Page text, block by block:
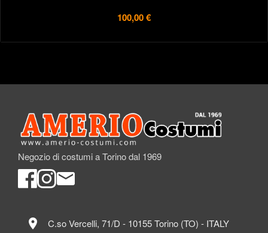
100,00 €
Negozio di costumi a Torino dal 1969
location_on C.so Vercelli, 71/D - 10155 Torino (TO) - ITALY